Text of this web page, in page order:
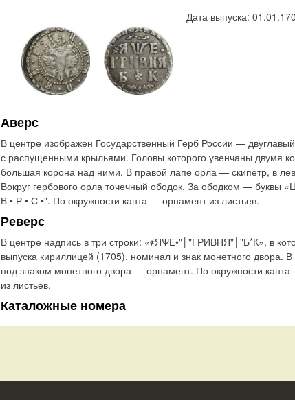
Дата выпуска:
Аверс
В центре изображен Государственный Герб России —
с распущенными крыльями. Головы которого увенчаны двумя
большая корона над ними. В правой лапе орла — скипетр, в
Вокруг гербового орла точечный ободок. За ободком — буквы
В • Р • С •". По окружности канта — орнамент из листьев.
Реверс
В центре надпись в три строки: «҂ЯѰЕ•"│"ГРИВНЯ"│"Б*К», в
выпуска кириллицей (1705), номинал и знак монетного двора.
под знаком монетного двора — орнамент. По окружности
из листьев.
Каталожные номера